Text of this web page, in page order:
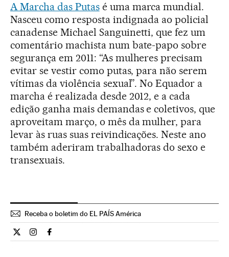
A Marcha das Putasé uma marca mundial.
Nasceu como resposta indignada ao policial
canadense Michael Sanguinetti, que fez um
comentário machista num bate-papo sobre
segurança em 2011: “As mulheres precisam
evitar se vestir como putas, para não serem
vítimas da violência sexual”. No Equador a
marcha é realizada desde 2012, e a cada
edição ganha mais demandas e coletivos, que
aproveitam março, o mês da mulher, para
levar às ruas suas reivindicações. Neste ano
também aderiram trabalhadoras do sexo e
transexuais.
Receba o boletim do EL PAÍS América
Internacional El País Brasil en Twitter
Internacional El País Brasil en Instagram
Internacional El País Brasil en Facebook